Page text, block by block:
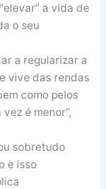
a vida de
o seu
a regularizar a
vive das rendas
como pelos
é menor”,
sobretudo
e isso